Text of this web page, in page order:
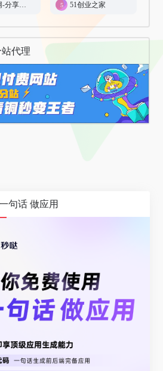
51分享网-分享创造价值 51创业之家
代理
句话 做应用